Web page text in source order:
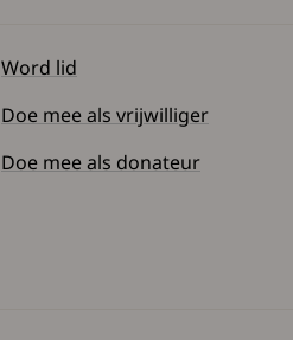
Word lid
Doe mee als vrijwilliger
Doe mee als donateur